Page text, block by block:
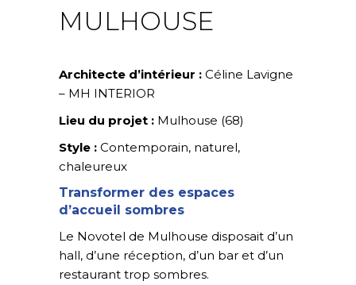
MULHOUSE
Architecte d’intérieur : Céline Lavigne
– MH INTERIOR
Lieu du projet : Mulhouse (68)
Style : Contemporain, naturel,
chaleureux
Transformer des espaces
d’accueil sombres
Le Novotel de Mulhouse disposait d’un
hall, d’une réception, d’un bar et d’un
restaurant trop sombres.